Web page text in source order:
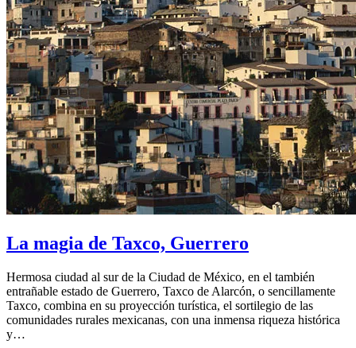
La magia de Taxco, Guerrero
Hermosa ciudad al sur de la Ciudad de México, en el también
entrañable estado de Guerrero, Taxco de Alarcón, o sencillamente
Taxco, combina en su proyección turística, el sortilegio de las
comunidades rurales mexicanas, con una inmensa riqueza histórica
y…